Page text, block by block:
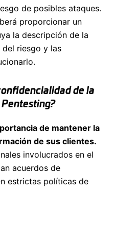
de posibles ataques.
proporcionar un
la descripción de la
riesgo y las
de la
de mantener la
de sus clientes.
involucrados en el
acuerdos de
estrictas políticas de